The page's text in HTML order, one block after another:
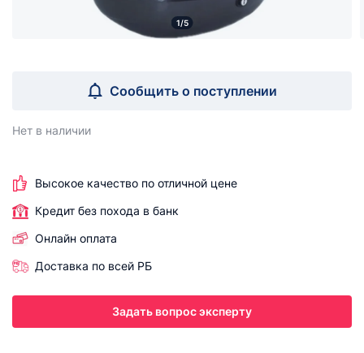
1/5
Сообщить о поступлении
Нет в наличии
Высокое качество по отличной цене
Кредит без похода в банк
Онлайн оплата
Доставка по всей РБ
Задать вопрос эксперту